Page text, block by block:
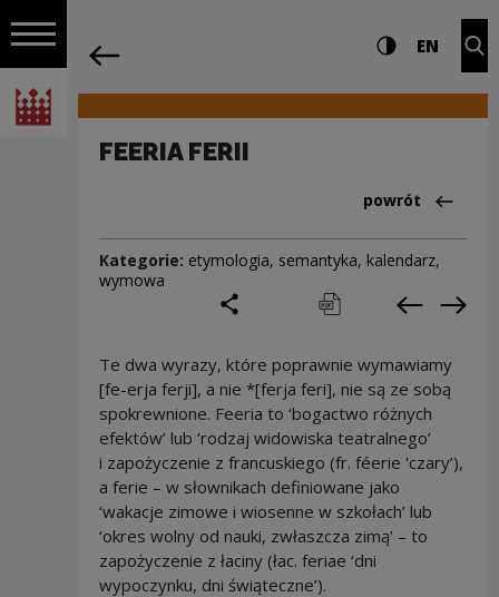
Włącz nawigację
Narodowe Centrum Kultury
Nawigacja Ustawienia i Wysoki
EN
FEERIA FERII
Powrót
powrót
Kategorie: etymologia, semantyka, kalendarz,
wymowa
podziel się
drukuj pobierz
Te dwa wyrazy, które poprawnie wymawiamy
[fe-erja ferji], a nie *[ferja feri], nie są ze sobą
spokrewnione. Feeria to ‘bogactwo różnych
efektów’ lub ‘rodzaj widowiska teatralnego’
i zapożyczenie z francuskiego (fr. féerie 'czary’),
a ferie – w słownikach definiowane jako
‘wakacje zimowe i wiosenne w szkołach’ lub
‘okres wolny od nauki, zwłaszcza zimą’ – to
zapożyczenie z łaciny (łac. feriae ‘dni
wypoczynku, dni świąteczne’).